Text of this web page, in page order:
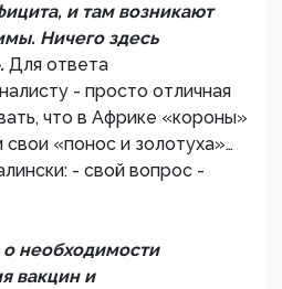
и там возникают
Ничего здесь
Для ответа
- просто отличная
что в Африке «короны»
свои «понос и золотуха»…
- свой вопрос -
необходимости
вакцин и